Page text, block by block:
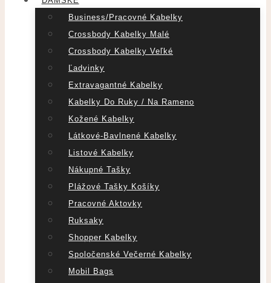
Business/pracovné Kabelky
Crossbody Kabelky Malé
Crossbody Kabelky Veľké
Ľadvinky
Extravagantné Kabelky
Kabelky Do Ruky / Na Rameno
Kožené Kabelky
Látkové-Bavlnené Kabelky
Listové Kabelky
Nákupné Tašky
Plážové Tašky Košíky
Pracovné Aktovky
Ruksaky
Shopper Kabelky
Spoločenské Večerné Kabelky
Mobil Bags